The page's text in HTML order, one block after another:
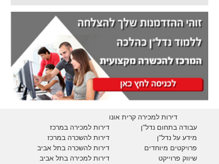
דירות למכירה קרית אונו
דירות למכירה במרכז
דירות להשכרה במרכז
דירות להשכרה בתל אביב
דירות למכירה בתל אביב
עבודה בתחום נדל"ן
מידע על נדל"ן
פרויקטים מיוחדים
שיווק פרוייקט